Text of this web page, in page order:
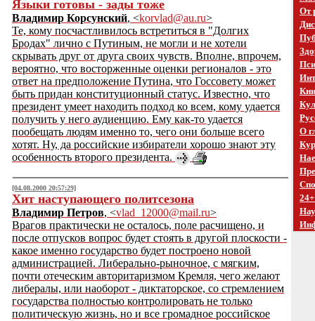
Языки готовы - зады тоже
Владимир Корсунский, <korvlad@au.ru>
Те, кому посчастливилось встретиться в "Долгих
Бродах" лично с Путиным, не могли и не хотели
скрывать друг от друга своих чувств. Вполне, впрочем,
вероятно, что восторженные оценки регионалов - это
ответ на предположение Путина, что Госсовету может
быть придан конституционный статус. Известно, что
президент умеет находить подход ко всем, кому удается
получить у него аудиенцию. Ему как-то удается
пообещать людям именно то, чего они больше всего
хотят. Ну, да российские избиратели хорошо знают эту
особенность второго президента.
[04.08.2000 20:57:29]
Хит наступающего политсезона
Владимир Петров, <vlad_12000@mail.ru>
Врагов практически не осталось, поле расчищено, и
после отпусков вопрос будет стоять в другой плоскости -
какое именно государство будет построено новой
администрацией. Либерально-рыночное, с мягким,
почти отеческим авторитаризмом Кремля, чего желают
либералы, или наоборот - диктаторское, со стремлением
государства полностью контролировать не только
политическую жизнь, но и все громадное российское
От
О